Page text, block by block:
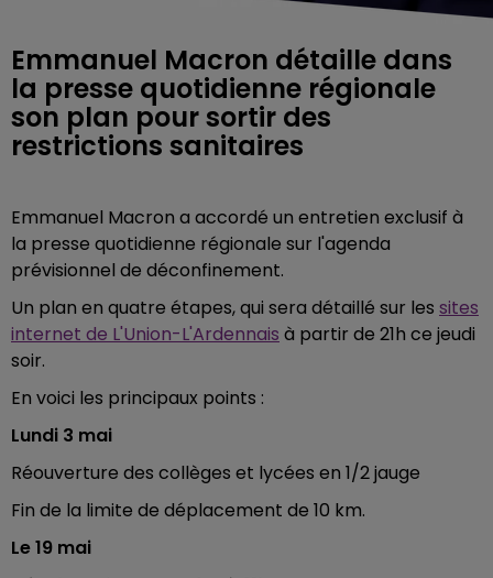
Emmanuel Macron détaille dans
la presse quotidienne régionale
son plan pour sortir des
restrictions sanitaires
Emmanuel Macron a accordé un entretien exclusif à
la presse quotidienne régionale sur l'agenda
prévisionnel de déconfinement.
Un plan en quatre étapes, qui sera détaillé sur les sites
internet de L'Union-L'Ardennais à partir de 21h ce jeudi
soir.
En voici les principaux points :
Lundi 3 mai
Réouverture des collèges et lycées en 1/2 jauge
Fin de la limite de déplacement de 10 km.
Le 19 mai